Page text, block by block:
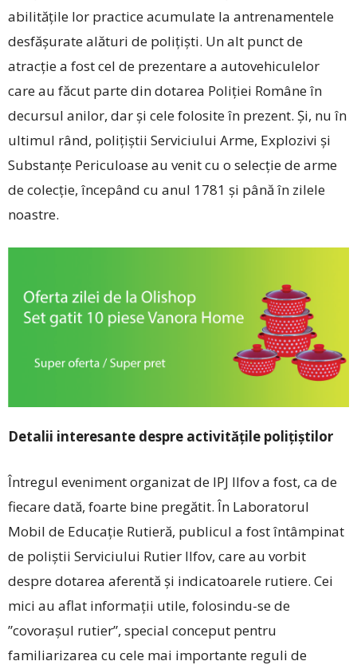
abilitățile lor practice acumulate la antrenamentele
desfășurate alături de polițiști. Un alt punct de
atracție a fost cel de prezentare a autovehiculelor
care au făcut parte din dotarea Poliției Române în
decursul anilor, dar și cele folosite în prezent. Și, nu în
ultimul rând, polițiștii Serviciului Arme, Explozivi și
Substanțe Periculoase au venit cu o selecție de arme
de colecție, începând cu anul 1781 și până în zilele
noastre.
Detalii interesante despre activitățile polițiștilor
Întregul eveniment organizat de IPJ Ilfov a fost, ca de
fiecare dată, foarte bine pregătit. În Laboratorul
Mobil de Educație Rutieră, publicul a fost întâmpinat
de poliștii Serviciului Rutier Ilfov, care au vorbit
despre dotarea aferentă și indicatoarele rutiere. Cei
mici au aflat informații utile, folosindu-se de
”covorașul rutier”, special conceput pentru
familiarizarea cu cele mai importante reguli de